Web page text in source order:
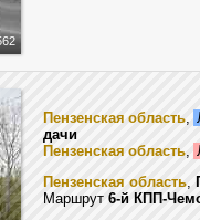
Пензенская область,
дачи
Пензенская область,
Пензенская область,
Маршрут 6-й КПП-